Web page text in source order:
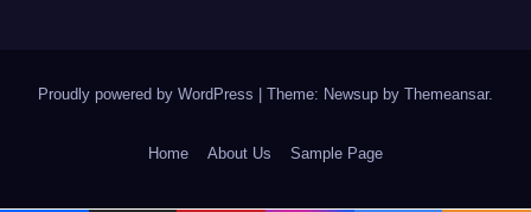
Proudly powered by WordPress Theme: Newsup by Themeansar.
Home About Us Sample Page